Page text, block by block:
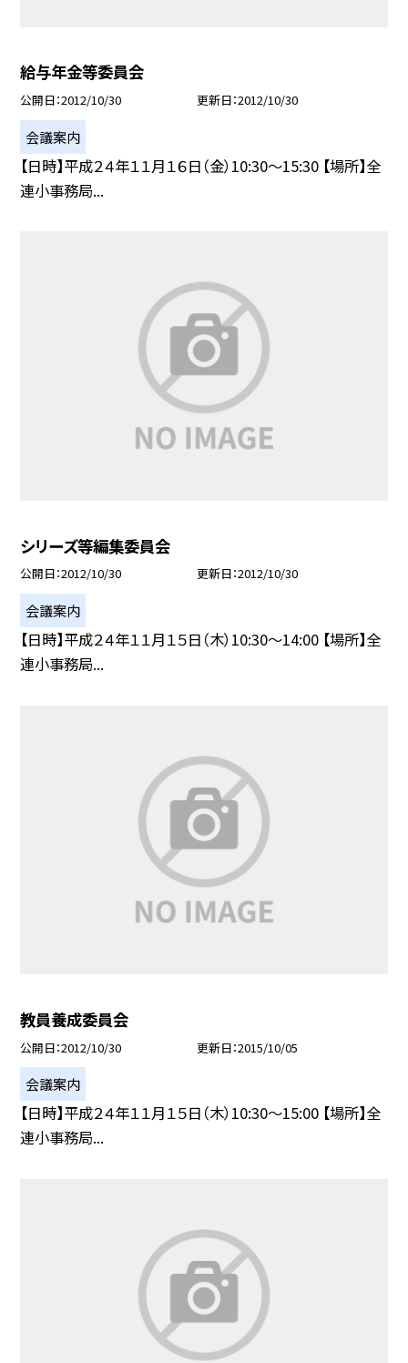
給与年金等委員会
公開日 2012/10/30 更新日 2012/10/30
会議案内
【日時】平成２４年１１月１６日（金）10:30〜15:30 【場所】全
連小事務局...
シリーズ等編集委員会
公開日 2012/10/30 更新日 2012/10/30
会議案内
【日時】平成２４年１１月１５日（木）10:30〜14:00 【場所】全
連小事務局...
教員養成委員会
公開日 2012/10/30 更新日 2015/10/05
会議案内
【日時】平成２４年１１月１５日（木）10:30〜15:00 【場所】全
連小事務局...